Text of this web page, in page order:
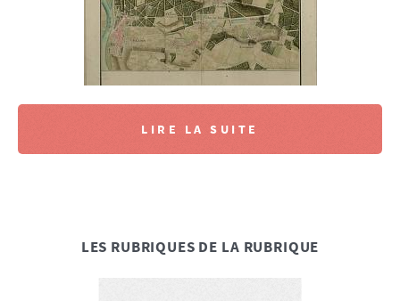
LIRE LA SUITE
LES RUBRIQUES DE LA RUBRIQUE